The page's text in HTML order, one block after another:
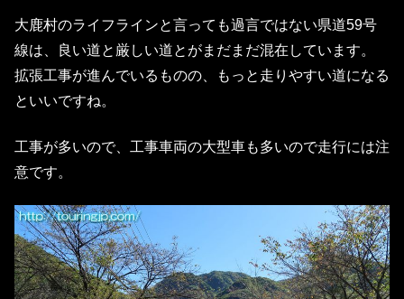
大鹿村のライフラインと言っても過言ではない県道59号
線は、良い道と厳しい道とがまだまだ混在しています。
拡張工事が進んでいるものの、もっと走りやすい道になる
といいですね。
工事が多いので、工事車両の大型車も多いので走行には注
意です。